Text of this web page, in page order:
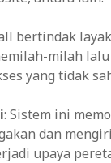
bertindak
milah
yang tidak
: Sistem ini
dan
upaya